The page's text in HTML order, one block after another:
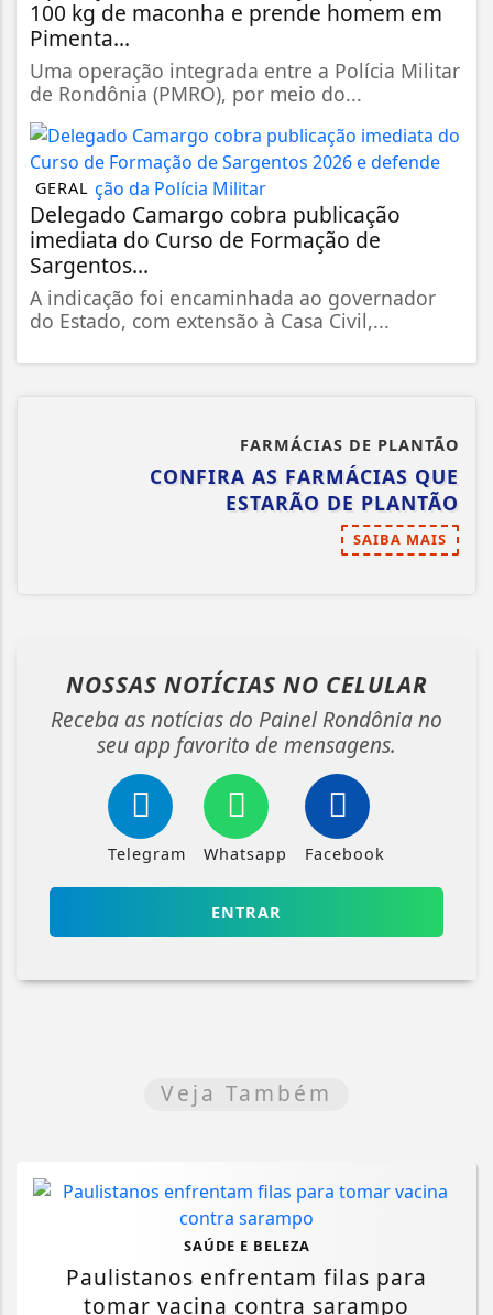
100 kg de maconha e prende homem em
Pimenta...
Uma operação integrada entre a Polícia Militar
de Rondônia (PMRO), por meio do...
GERAL
Delegado Camargo cobra publicação
imediata do Curso de Formação de
Sargentos...
A indicação foi encaminhada ao governador
do Estado, com extensão à Casa Civil,...
FARMÁCIAS DE PLANTÃO
CONFIRA AS FARMÁCIAS QUE
ESTARÃO DE PLANTÃO
SAIBA MAIS
NOSSAS NOTÍCIAS NO CELULAR
Receba as notícias do Painel Rondônia no
seu app favorito de mensagens.
Telegram Whatsapp Facebook
ENTRAR
Veja Também
SAÚDE E BELEZA
Paulistanos enfrentam filas para
tomar vacina contra sarampo